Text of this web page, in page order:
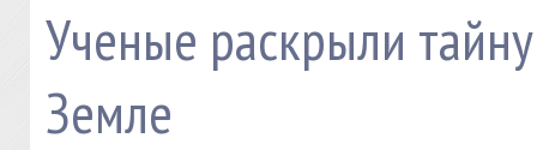
Ученые раскрыли
Земле